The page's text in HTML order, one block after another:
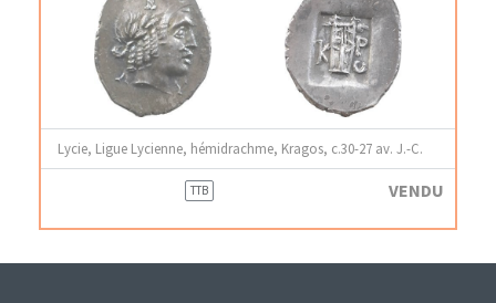
Lycie, Ligue Lycienne, hémidrachme, Kragos, c.30-27 av. J.-C.
TTB VENDU